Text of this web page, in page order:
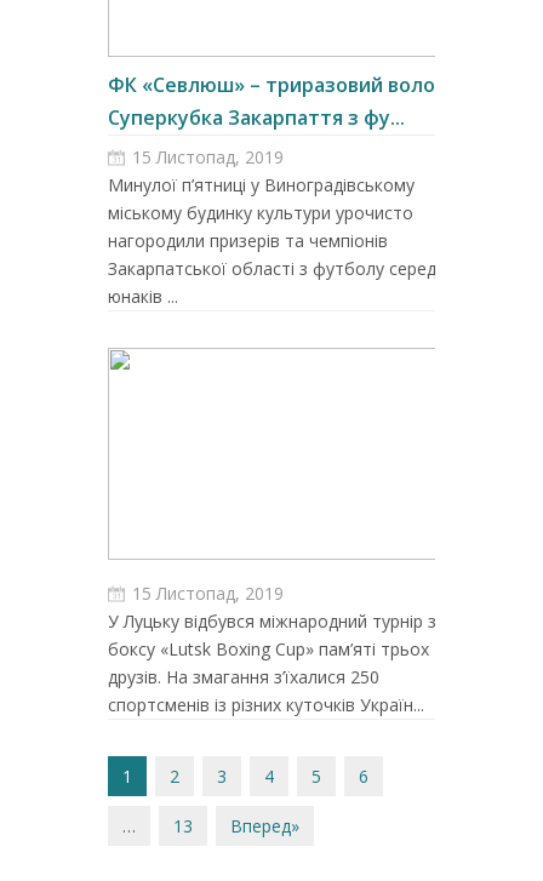
ФК «Севлюш» – триразовий володар
Суперкубка Закарпаття з фу...
15 Листопад, 2019
Минулої п’ятниці у Виноградівському
міському будинку культури урочисто
нагородили призерів та чемпіонів
Закарпатської області з футболу серед
юнаків ...
15 Листопад, 2019
У Луцьку відбувся міжнародний турнір з
боксу «Lutsk Boxing Cup» пам’яті трьох
друзів. На змагання з’їхалися 250
спортсменів із різних куточків Україн...
1 2 3 4 5 6
… 13 Вперед»